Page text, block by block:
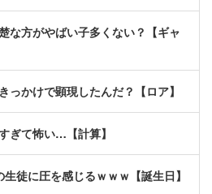
な方がやばい子多くない？【ギャ
っかけで顕現したんだ？【ロア】
ぎて怖い…【計算】
生徒に圧を感じるｗｗｗ【誕生日】